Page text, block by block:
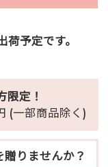
予定です。
限定！
(一部商品除く)
りませんか？